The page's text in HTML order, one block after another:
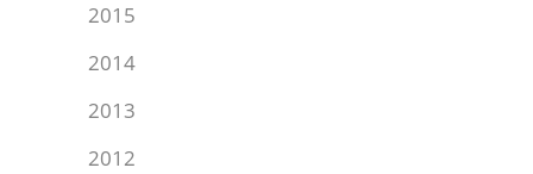
2015
2014
2013
2012